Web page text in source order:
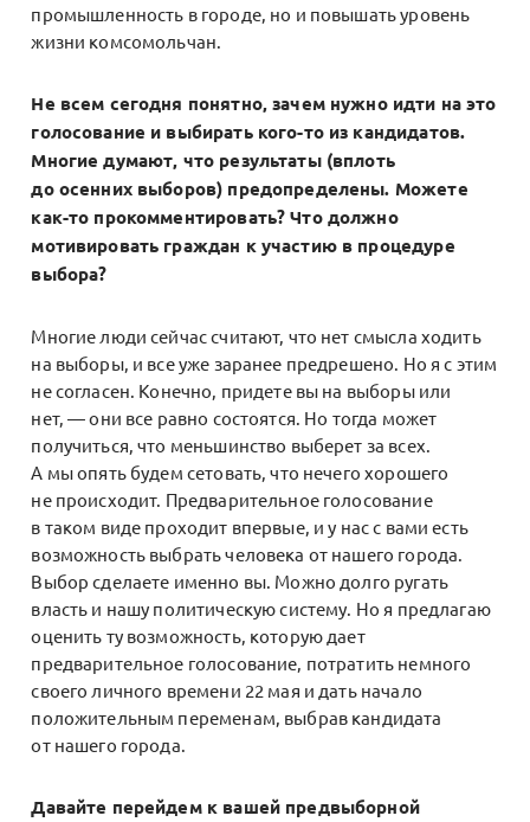
промышленность в городе, но и повышать уровень
жизни комсомольчан.
Не всем сегодня понятно, зачем нужно идти на это
голосование и выбирать кого-то из кандидатов.
Многие думают, что результаты (вплоть
до осенних выборов) предопределены. Можете
как-то прокомментировать? Что должно
мотивировать граждан к участию в процедуре
выбора?
Многие люди сейчас считают, что нет смысла ходить
на выборы, и все уже заранее предрешено. Но я с этим
не согласен. Конечно, придете вы на выборы или
нет, — они все равно состоятся. Но тогда может
получиться, что меньшинство выберет за всех.
А мы опять будем сетовать, что нечего хорошего
не происходит. Предварительное голосование
в таком виде проходит впервые, и у нас с вами есть
возможность выбрать человека от нашего города.
Выбор сделаете именно вы. Можно долго ругать
власть и нашу политическую систему. Но я предлагаю
оценить ту возможность, которую дает
предварительное голосование, потратить немного
своего личного времени 22 мая и дать начало
положительным переменам, выбрав кандидата
от нашего города.
Давайте перейдем к вашей предвыборной